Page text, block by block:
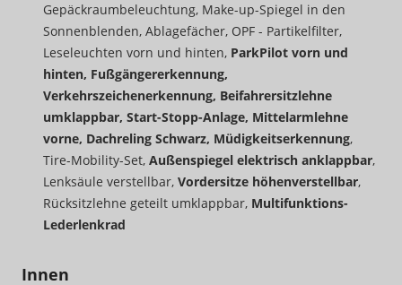
Gepäckraumbeleuchtung, Make-up-Spiegel in den
Sonnenblenden, Ablagefächer, OPF - Partikelfilter,
Leseleuchten vorn und hinten, ParkPilot vorn und
hinten, Fußgängererkennung,
Verkehrszeichenerkennung, Beifahrersitzlehne
umklappbar, Start-Stopp-Anlage, Mittelarmlehne
vorne, Dachreling Schwarz, Müdigkeitserkennung,
Tire-Mobility-Set, Außenspiegel elektrisch anklappbar,
Lenksäule verstellbar, Vordersitze höhenverstellbar,
Rücksitzlehne geteilt umklappbar, Multifunktions-
Lederlenkrad
Innen